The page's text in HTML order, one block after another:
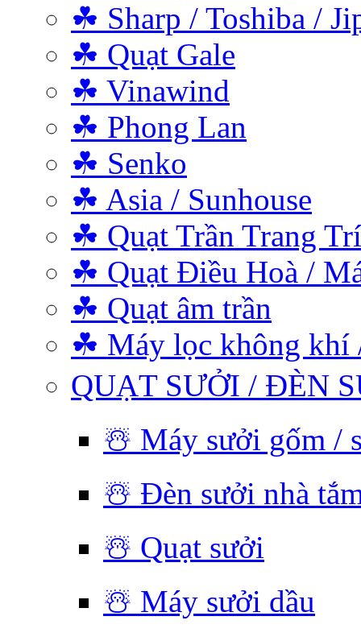
☘ Sharp / Toshiba /
☘ Quạt Gale
☘ Vinawind
☘ Phong Lan
☘ Senko
☘ Asia / Sunhouse
☘ Quạt Trần Trang Trí
☘ Quạt Điều Hoà /
☘ Quạt âm trần
☘ Máy lọc không khí
QUẠT SƯỞI / ĐÈN
☃️ Máy sưởi gốm /
☃️ Đèn sưởi nhà
☃️ Quạt sưởi
☃️ Máy sưởi dầu